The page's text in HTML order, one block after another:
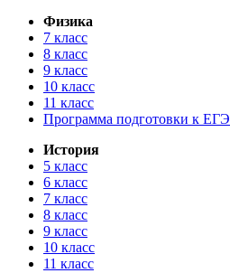
Физика
7 класс
8 класс
9 класс
10 класс
11 класс
Программа подготовки к ЕГЭ
История
5 класс
6 класс
7 класс
8 класс
9 класс
10 класс
11 класс